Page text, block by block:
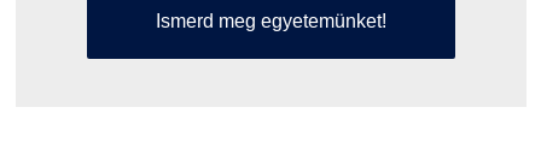
Ismerd meg egyetemünket!